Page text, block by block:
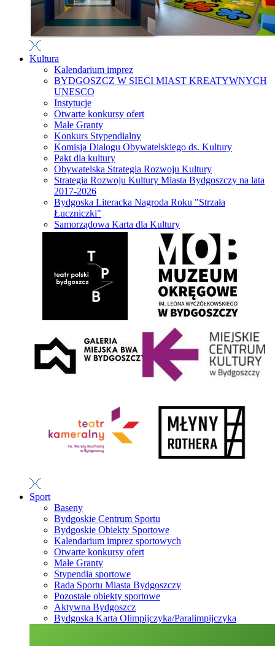
Kultura
Kalendarium imprez
BYDGOSZCZ W SIECI MIAST KREATYWNYCH
UNESCO
Instytucje
Otwarte konkursy ofert
Małe Granty
Konkurs Stypendialny
Komisja Dialogu Obywatelskiego ds. Kultury
Pakt dla kultury
Obywatelska Strategia Rozwoju Kultury
Strategia Rozwoju Kultury Miasta Bydgoszczy na lata
2017-2026
Bydgoska Literacka Nagroda Roku "Strzała
Łuczniczki"
Samorządowa Karta dla Kultury
Sport
Baseny
Bydgoskie Centrum Sportu
Bydgoskie Obiekty Sportowe
Kalendarium imprez sportowych
Otwarte konkursy ofert
Małe Granty
Stypendia sportowe
Rada Sportu Miasta Bydgoszczy
Pozostałe obiekty sportowe
Aktywna Bydgoszcz
Bydgoska Karta Olimpijczyka/Paralimpijczyka